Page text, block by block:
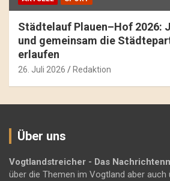
Städtelauf Plauen–Hof 2026:
und gemeinsam die
erlaufen
26. Juli 2026 Redaktion
Über uns
Vogtlandstreicher - Das
über die Themen im Vogtland aber auch